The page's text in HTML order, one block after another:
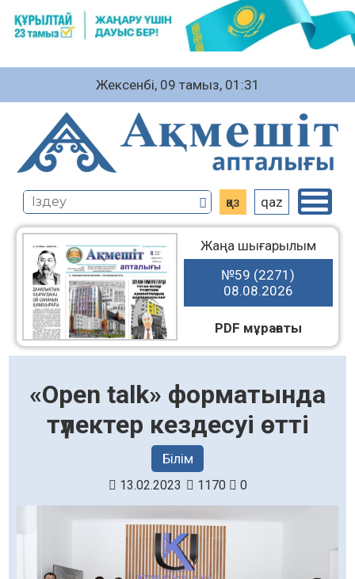
Жексенбі, 09 тамыз, 01:31
қаз qaz
Жаңа шығарылым
№59 (2271)
08.08.2026
PDF мұрағаты
«Open talk» форматында
түлектер кездесуі өтті
Білім
13.02.2023 1170 0